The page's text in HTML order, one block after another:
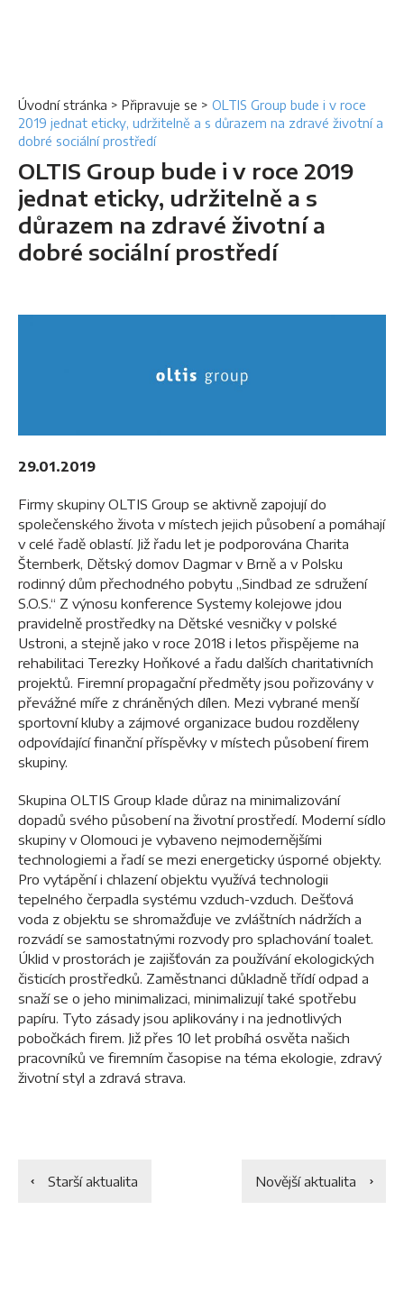
Úvodní stránka > Připravuje se > OLTIS Group bude i v roce
2019 jednat eticky, udržitelně a s důrazem na zdravé životní a
dobré sociální prostředí
OLTIS Group bude i v roce 2019
jednat eticky, udržitelně a s
důrazem na zdravé životní a
dobré sociální prostředí
29.01.2019
Firmy skupiny OLTIS Group se aktivně zapojují do
společenského života v místech jejich působení a pomáhají
v celé řadě oblastí. Již řadu let je podporována Charita
Šternberk, Dětský domov Dagmar v Brně a v Polsku
rodinný dům přechodného pobytu „Sindbad ze sdružení
S.O.S.“ Z výnosu konference Systemy kolejowe jdou
pravidelně prostředky na Dětské vesničky v polské
Ustroni, a stejně jako v roce 2018 i letos přispějeme na
rehabilitaci Terezky Hoňkové a řadu dalších charitativních
projektů. Firemní propagační předměty jsou pořizovány v
převážné míře z chráněných dílen. Mezi vybrané menší
sportovní kluby a zájmové organizace budou rozděleny
odpovídající finanční příspěvky v místech působení firem
skupiny.
Skupina OLTIS Group klade důraz na minimalizování
dopadů svého působení na životní prostředí. Moderní sídlo
skupiny v Olomouci je vybaveno nejmodernějšími
technologiemi a řadí se mezi energeticky úsporné objekty.
Pro vytápění i chlazení objektu využívá technologii
tepelného čerpadla systému vzduch-vzduch. Dešťová
voda z objektu se shromažďuje ve zvláštních nádržích a
rozvádí se samostatnými rozvody pro splachování toalet.
Úklid v prostorách je zajišťován za používání ekologických
čisticích prostředků. Zaměstnanci důkladně třídí odpad a
snaží se o jeho minimalizaci, minimalizují také spotřebu
papíru. Tyto zásady jsou aplikovány i na jednotlivých
pobočkách firem. Již přes 10 let probíhá osvěta našich
pracovníků ve firemním časopise na téma ekologie, zdravý
životní styl a zdravá strava.
Starší aktualita Novější aktualita